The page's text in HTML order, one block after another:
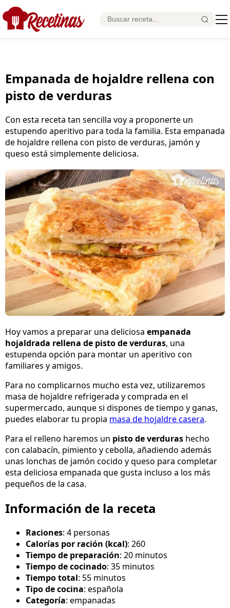
Empanada de hojaldre rellena con
pisto de verduras
Con esta receta tan sencilla voy a proponerte un
estupendo aperitivo para toda la familia. Esta empanada
de hojaldre rellena con pisto de verduras, jamón y
queso está simplemente deliciosa.
Hoy vamos a preparar una deliciosa empanada
hojaldrada rellena de pisto de verduras, una
estupenda opción para montar un aperitivo con
familiares y amigos.
Para no complicarnos mucho esta vez, utilizaremos
masa de hojaldre refrigerada y comprada en el
supermercado, aunque si dispones de tiempo y ganas,
puedes elaborar tu propia masa de hojaldre casera.
Para el relleno haremos un pisto de verduras hecho
con calabacín, pimiento y cebolla, añadiendo además
unas lonchas de jamón cocido y queso para completar
esta deliciosa empanada que gusta incluso a los más
pequeños de la casa.
Información de la receta
Raciones: 4 personas
Calorías por ración (kcal): 260
Tiempo de preparación: 20 minutos
Tiempo de cocinado: 35 minutos
Tiempo total: 55 minutos
Tipo de cocina: española
Categoría: empanadas